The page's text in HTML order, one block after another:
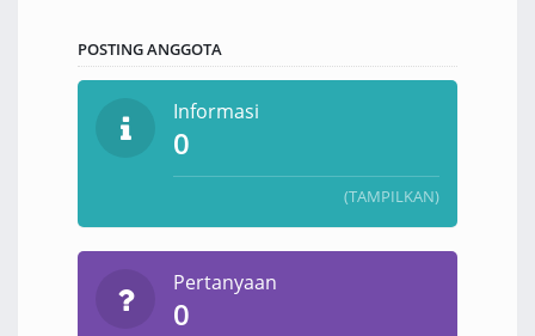
POSTING ANGGOTA
Informasi
0
(TAMPILKAN)
Pertanyaan
0